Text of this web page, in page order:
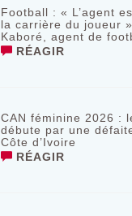
Football : « L’agent
la carrière du joueur
Kaboré, agent de
RÉAGIR
CAN féminine 2026 :
débute par une
Côte d’Ivoire
RÉAGIR